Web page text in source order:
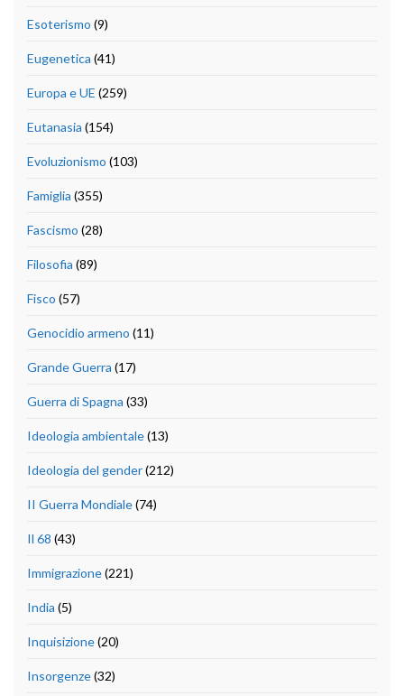
Esoterismo (9)
Eugenetica (41)
Europa e UE (259)
Eutanasia (154)
Evoluzionismo (103)
Famiglia (355)
Fascismo (28)
Filosofia (89)
Fisco (57)
Genocidio armeno (11)
Grande Guerra (17)
Guerra di Spagna (33)
Ideologia ambientale(13)
Ideologia del gender(212)
II Guerra Mondiale(74)
Il 68 (43)
Immigrazione(221)
India (5)
Inquisizione(20)
Insorgenze(32)